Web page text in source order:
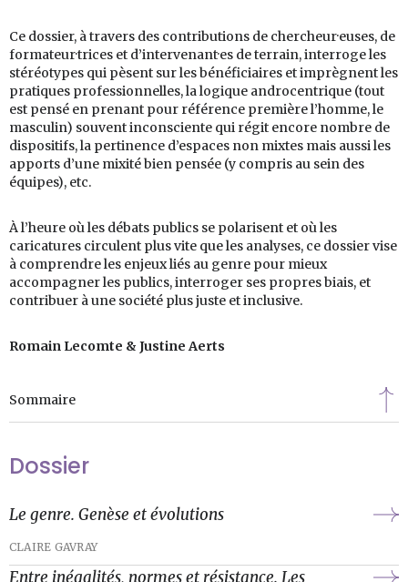
Ce dossier, à travers des contributions de chercheur·euses, de
formateur·trices et d’intervenant·es de terrain, interroge les
stéréotypes qui pèsent sur les bénéficiaires et imprègnent les
pratiques professionnelles, la logique androcentrique (tout
est pensé en prenant pour référence première l’homme, le
masculin) souvent inconsciente qui régit encore nombre de
dispositifs, la pertinence d’espaces non mixtes mais aussi les
apports d’une mixité bien pensée (y compris au sein des
équipes), etc.
À l’heure où les débats publics se polarisent et où les
caricatures circulent plus vite que les analyses, ce dossier vise
à comprendre les enjeux liés au genre pour mieux
accompagner les publics, interroger ses propres biais, et
contribuer à une société plus juste et inclusive.
Romain Lecomte & Justine Aerts
Sommaire
Dossier
Le genre. Genèse et évolutions
CLAIRE GAVRAY
Entre inégalités, normes et résistance. Les